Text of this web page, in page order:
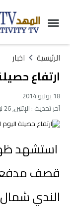
الرئيسية اخبار
ارتفاع حصيلة
18 يوليو 2014
آخر تحديث : الإثنين, 26 نوفمبر, 2018 - 7:49 مساءً
استشهد
قصف مدفعي
الندي